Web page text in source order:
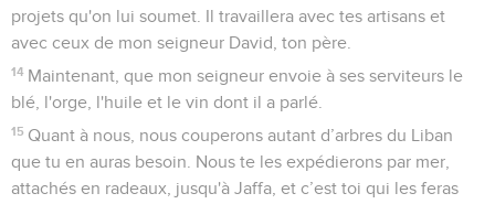
projets qu'on lui soumet. Il travaillera avec tes artisans et
avec ceux de mon seigneur David, ton père.
14 Maintenant, que mon seigneur envoie à ses serviteurs le
blé, l'orge, l'huile et le vin dont il a parlé.
15 Quant à nous, nous couperons autant d’arbres du Liban
que tu en auras besoin. Nous te les expédierons par mer,
attachés en radeaux, jusqu'à Jaffa, et c’est toi qui les feras